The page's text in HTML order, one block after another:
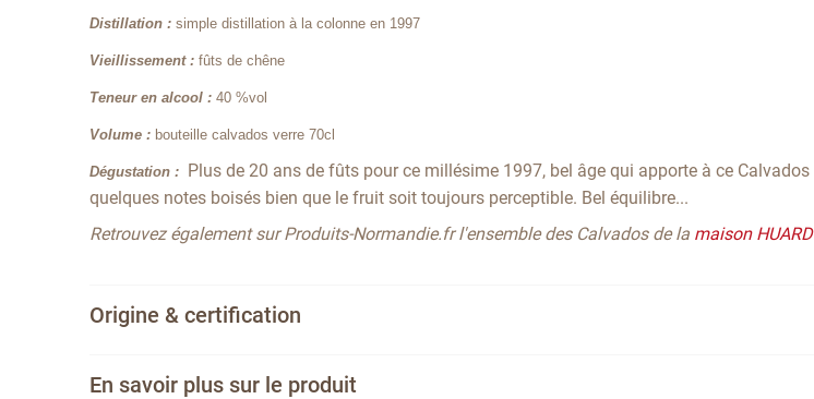
Distillation :simple distillation à la colonne en 1997
Vieillissement :fûts de chêne
Teneur en alcool :40 %vol
Volume : bouteille calvados verre 70cl
Dégustation : Plus de 20 ans de fûts pour ce millésime 1997, bel âge qui apporte à ce Calvados
quelques notes boisés bien que le fruit soit toujours perceptible. Bel équilibre...
Retrouvez également sur Produits-Normandie.fr l'ensemble des Calvados de la maison HUARD
Origine & certification
En savoir plus sur le produit